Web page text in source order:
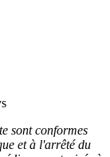
sont conformes
et à l'arrêté du